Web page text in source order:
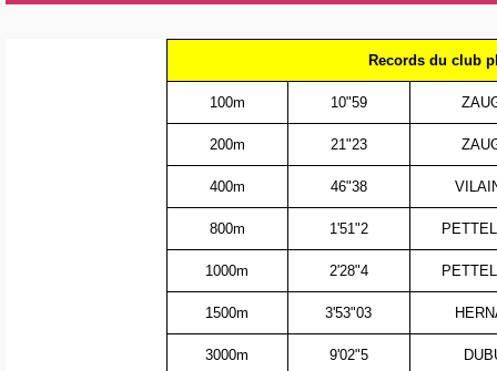
Records du club
100m 10"59
200m 21"23
400m 46"38
800m 1'51"2
1000m 2'28"4
1500m 3'53"03
3000m 9'02"5